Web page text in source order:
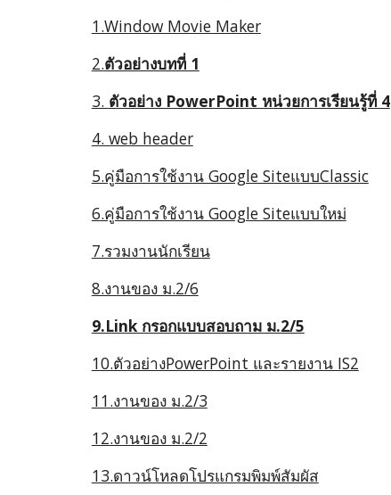
1.Window Movie Maker
2.ตัวอย่างบทที่ 1
3. ตัวอย่าง PowerPoint หน่วยการเรียนรู้ที่ 4
4. web header
5.คู่มือการใช้งาน Google SiteแบบClassic
6.คู่มือการใช้งาน Google Siteแบบใหม่
7.รวมงานนักเรียน
8.งานของ ม.2/6
9.Link กรอกแบบสอบถาม ม.2/5
10.ตัวอย่างPowerPoint และรายงาน IS2
11.งานของ ม.2/3
12.งานของ ม.2/2
13.ดาวน์โหลดโปรแกรมพิมพ์สัมผัส